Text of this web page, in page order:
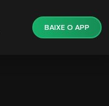
BAIXE O APP